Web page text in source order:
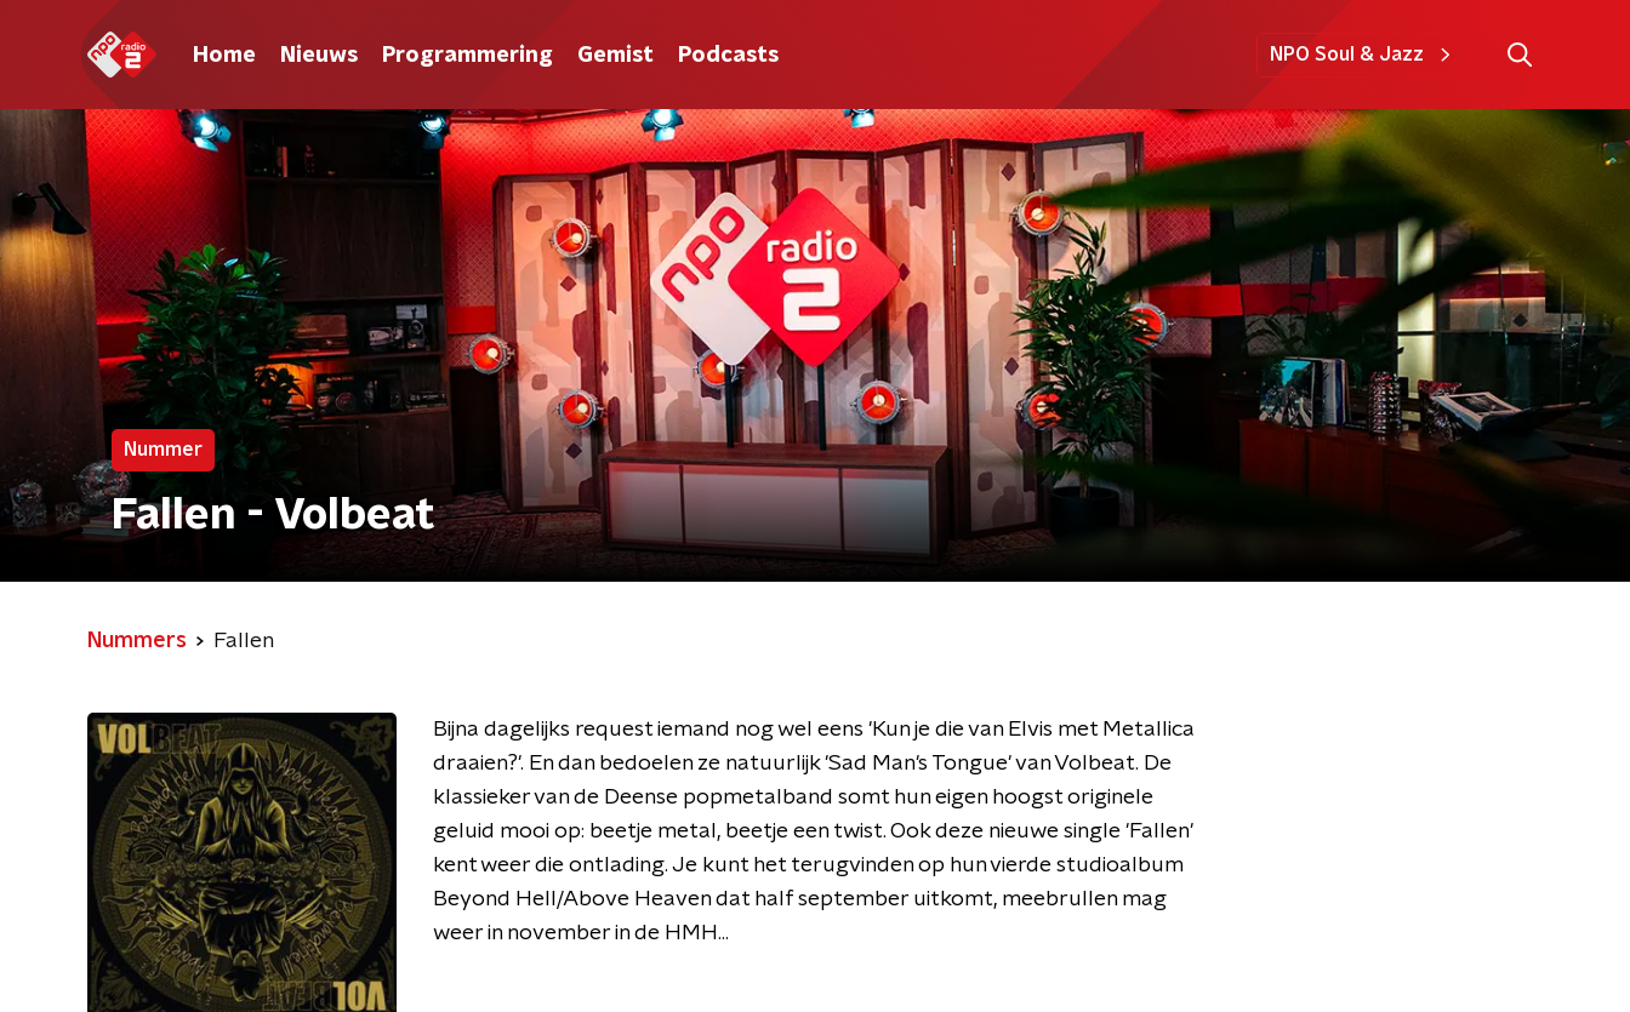
Home Nieuws Programmering Gemist Podcasts NPO Soul & Jazz
Nummer
Fallen - Volbeat
Nummers Fallen
Bijna dagelijks request iemand nog wel eens 'Kun je die van Elvis met Metallica
draaien?'. En dan bedoelen ze natuurlijk 'Sad Man's Tongue' van Volbeat. De
klassieker van de Deense popmetalband somt hun eigen hoogst originele
geluid mooi op: beetje metal, beetje een twist. Ook deze nieuwe single 'Fallen'
kent weer die ontlading. Je kunt het terugvinden op hun vierde studioalbum
Beyond Hell/Above Heaven dat half september uitkomt, meebrullen mag
weer in november in de HMH...